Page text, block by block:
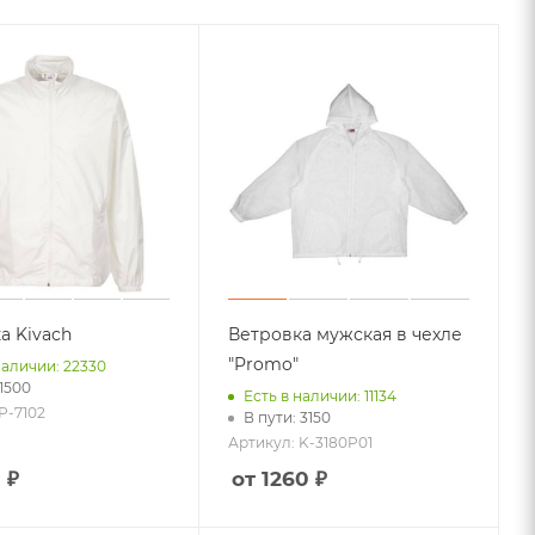
Kivach
22330
7102
₽
Ветровка мужская в чехле
"Promo"
Есть в наличии: 11134
В пути: 3150
Артикул: K-3180P01
от 1260 ₽
Power bank с логотипом
Спортивные сумки